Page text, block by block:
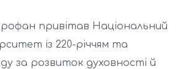
привітав Національний
із 220-річчям та
за розвиток духовності й